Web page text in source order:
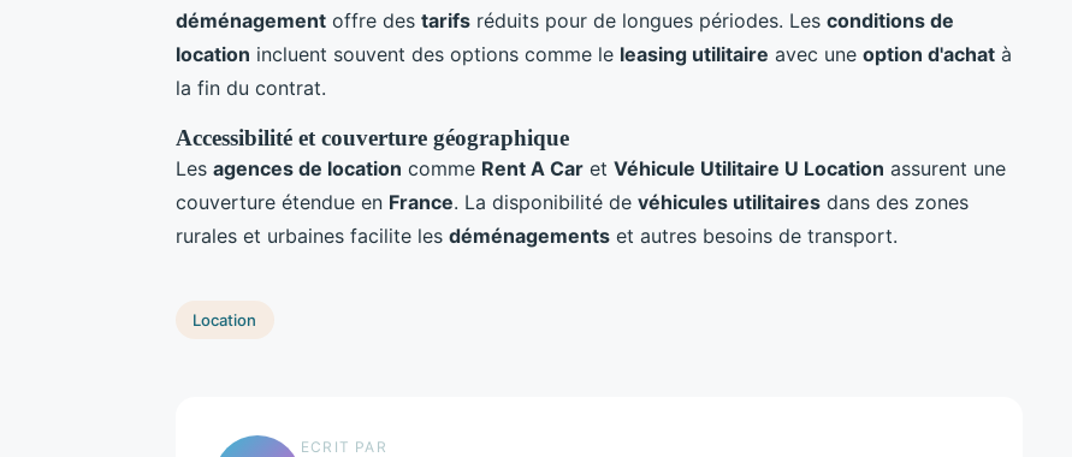
déménagement offre des tarifs réduits pour de longues périodes. Les conditions de
location incluent souvent des options comme le leasing utilitaire avec une option d'achat à
la fin du contrat.
Accessibilité et couverture géographique
Les agences de location comme Rent A Car et Véhicule Utilitaire U Location assurent une
couverture étendue en France. La disponibilité de véhicules utilitaires dans des zones
rurales et urbaines facilite les déménagements et autres besoins de transport.
Location
ECRIT PAR